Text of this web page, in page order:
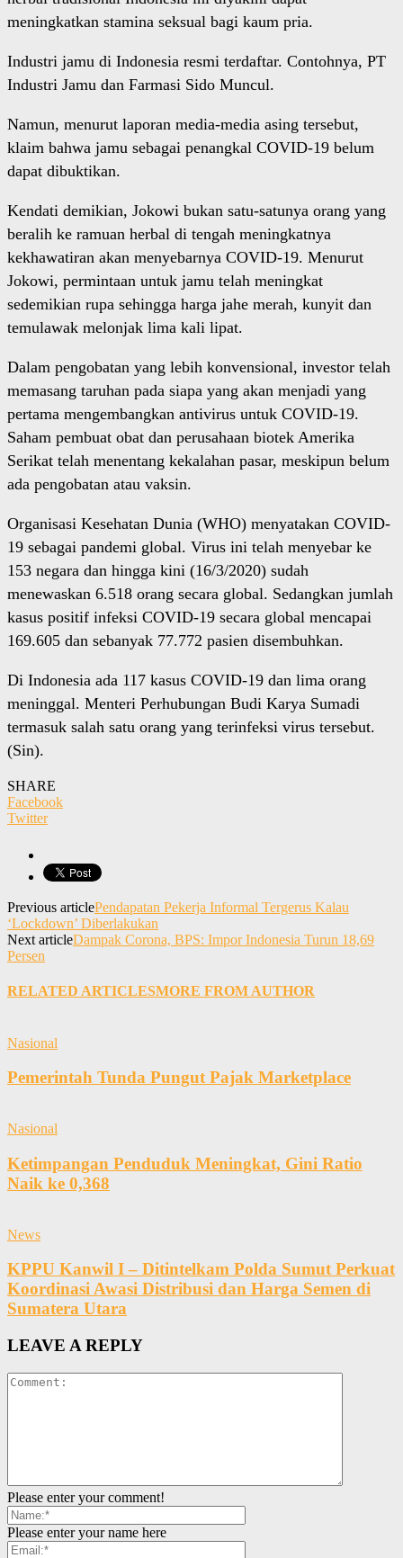
meningkatkan stamina seksual bagi kaum pria.
Industri jamu di Indonesia resmi terdaftar. Contohnya, PT
Industri Jamu dan Farmasi Sido Muncul.
Namun, menurut laporan media-media asing tersebut,
klaim bahwa jamu sebagai penangkal COVID-19 belum
dapat dibuktikan.
Kendati demikian, Jokowi bukan satu-satunya orang yang
beralih ke ramuan herbal di tengah meningkatnya
kekhawatiran akan menyebarnya COVID-19. Menurut
Jokowi, permintaan untuk jamu telah meningkat
sedemikian rupa sehingga harga jahe merah, kunyit dan
temulawak melonjak lima kali lipat.
Dalam pengobatan yang lebih konvensional, investor telah
memasang taruhan pada siapa yang akan menjadi yang
pertama mengembangkan antivirus untuk COVID-19.
Saham pembuat obat dan perusahaan biotek Amerika
Serikat telah menentang kekalahan pasar, meskipun belum
ada pengobatan atau vaksin.
Organisasi Kesehatan Dunia (WHO) menyatakan COVID-
19 sebagai pandemi global. Virus ini telah menyebar ke
153 negara dan hingga kini (16/3/2020) sudah
menewaskan 6.518 orang secara global. Sedangkan jumlah
kasus positif infeksi COVID-19 secara global mencapai
169.605 dan sebanyak 77.772 pasien disembuhkan.
Di Indonesia ada 117 kasus COVID-19 dan lima orang
meninggal. Menteri Perhubungan Budi Karya Sumadi
termasuk salah satu orang yang terinfeksi virus tersebut.
(Sin).
SHARE
Facebook
Twitter
Previous articlePendapatan Pekerja Informal Tergerus Kalau
‘Lockdown’ Diberlakukan
Next articleDampak Corona, BPS: Impor Indonesia Turun 18,69
Persen
RELATED ARTICLESMORE FROM AUTHOR
Nasional
Pemerintah Tunda Pungut Pajak Marketplace
Nasional
Ketimpangan Penduduk Meningkat, Gini Ratio
Naik ke 0,368
News
KPPU Kanwil I – Ditintelkam Polda Sumut Perkuat
Koordinasi Awasi Distribusi dan Harga Semen di
Sumatera Utara
LEAVE A REPLY
Please enter your comment!
Please enter your name here